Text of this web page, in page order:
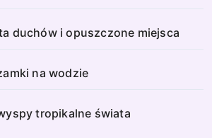
duchów i opuszczone miejsca
na wodzie
tropikalne świata